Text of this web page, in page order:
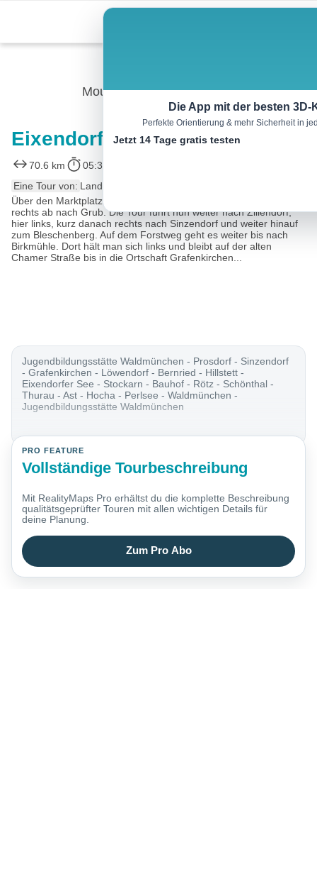
content
Mountainbike
Eixendorfer-Tour
70.6 km 05:30 h
Eine Tour von: Landkreis Cham
Über den Marktplatz fährt man nach Prosdorf. Hier biegt man
rechts ab nach Grub. Die Tour führt nun weiter nach Zillendorf,
hier links, kurz danach rechts nach Sinzendorf und weiter hinauf
zum Bleschenberg. Auf dem Forstweg geht es weiter bis nach
Birkmühle. Dort hält man sich links und bleibt auf der alten
Chamer Straße bis in die Ortschaft Grafenkirchen...
Jugendbildungsstätte Waldmünchen - Prosdorf - Sinzendorf
- Grafenkirchen - Löwendorf - Bernried - Hillstett -
Eixendorfer See - Stockarn - Bauhof - Rötz - Schönthal -
Thurau - Ast - Hocha - Perlsee - Waldmünchen -
Jugendbildungsstätte Waldmünchen
PRO FEATURE
Vollständige Tourbeschreibung
Mit RealityMaps Pro erhältst du die komplette Beschreibung
qualitätsgeprüfter Touren mit allen wichtigen Details für
deine Planung.
Zum Pro Abo
Die App mit der besten 3D-
Perfekte Orientierung & mehr Sicherheit in
Jetzt 14 Tage gratis testen